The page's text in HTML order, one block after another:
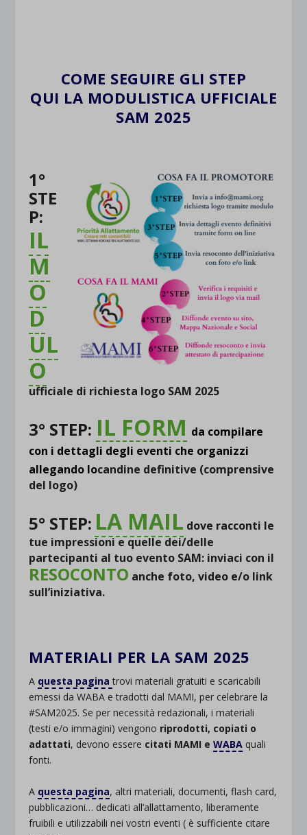
COME SEGUIRE GLI STEP
QUI LA MODULISTICA UFFICIALE
SAM 2025
1°
STE
P:
IL
M
O
D
UL
O
ufficiale di richiesta logo SAM 2025
3° STEP: IL FORM da compilare
con i dettagli degli eventi che organizzi
allegando locandine definitive (comprensive
del logo)
5° STEP: LA MAIL dove racconti le
tue impressioni e quelle dei/delle
partecipanti al tuo evento SAM: inviaci con il
RESOCONTO anche foto, video e/o link
sull’iniziativa.
MATERIALI PER LA SAM 2025
A questa paginatrovi materiali gratuiti e scaricabili
emessi da WABA e tradotti dal MAMI, per celebrare la
#SAM2025. Se per necessità redazionali, i materiali
(testi e/o immagini) vengono riprodotti, copiati o
adattati, devono essere citati MAMI eWABA quali
fonti.
A questa pagina, altri materiali, documenti, flash card,
pubblicazioni… dedicati all’allattamento, liberamente
fruibili e utilizzabili nei vostri eventi ( è sufficiente citare